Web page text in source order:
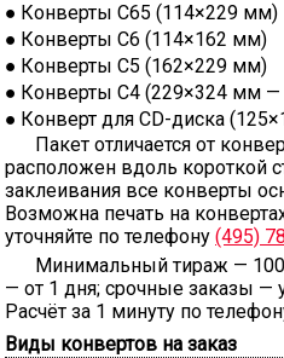
Конверты С65 (114×229 мм)
Конверты С6 (114×162 мм)
Конверты С5 (162×229 мм)
Конверты С4 (229×324 мм —
Конверт для CD-диска
Пакет отличается от
расположен вдоль короткой
заклеивания все конверты
Возможна печать на
уточняйте по телефону (495)
Минимальный тираж —
— от 1 дня; срочные заказы —
Расчёт за 1 минуту по
Виды конвертов на заказ